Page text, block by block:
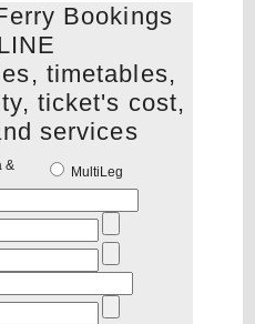
Bookings
timetables,
ticket's cost,
services
&
MultiLeg